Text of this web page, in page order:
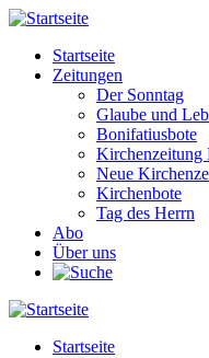
Direkt
Inhalt
Main
navigation
Startseite
Zeitungen
Der Sonntag
Glaube und
Bonifatiusbote
Kirchenzeitung
Neue
Kirchenbote
Tag des Herrn
Abo
Über uns
Startseite